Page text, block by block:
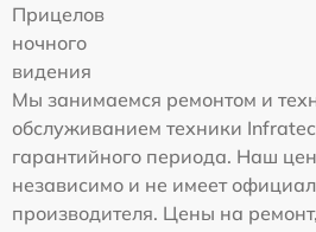
Прицелов
ночного
видения
Мы занимаемся ремонтом и
обслуживанием техники
гарантийного периода. Наш
независимо и не имеет
производителя. Цены на